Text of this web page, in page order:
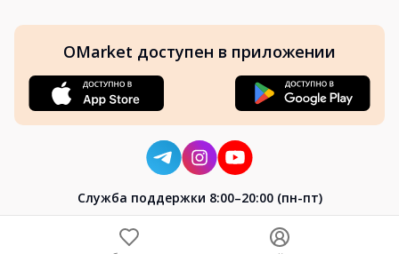
OMarket доступен в приложении
Cлужба поддержки 8:00–20:00 (пн-пт)